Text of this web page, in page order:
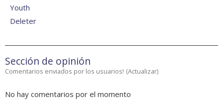
Youth
Deleter
Sección de opinión
Comentarios enviados por los usuarios! (Actualizar)
No hay comentarios por el momento